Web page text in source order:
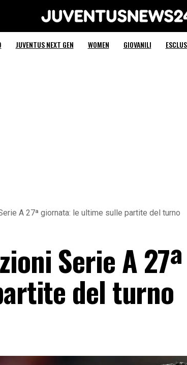
Juventus News 24
JUVENTUS NEXT GEN WOMEN GIOVANILI
A 27ª giornata: le ultime sulle partite del turno
Serie A
del turno